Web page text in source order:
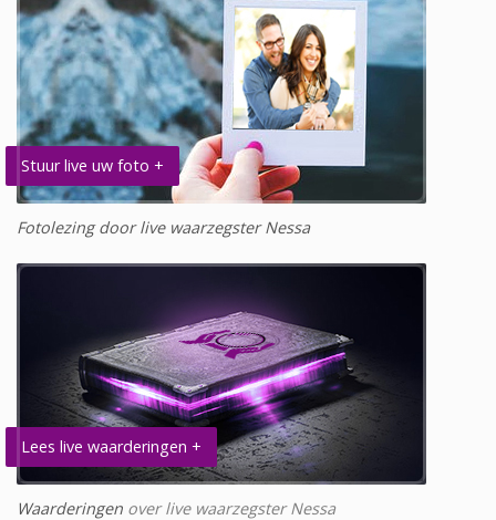
Stuur live uw foto +
Fotolezing door live waarzegster Nessa
Lees live waarderingen +
Waarderingen over live waarzegster Nessa